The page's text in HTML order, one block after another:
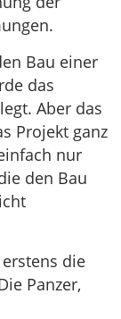
Bau einer
das
Aber das
Projekt ganz
nur
den Bau
die
Panzer,